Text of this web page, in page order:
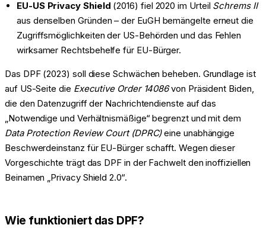
EU-US Privacy Shield (2016) fiel 2020 im Urteil Schrems II
aus denselben Gründen – der EuGH bemängelte erneut die
Zugriffsmöglichkeiten der US-Behörden und das Fehlen
wirksamer Rechtsbehelfe für EU-Bürger.
Das DPF (2023) soll diese Schwächen beheben. Grundlage ist
auf US-Seite die Executive Order 14086von Präsident Biden,
die den Datenzugriff der Nachrichtendienste auf das
„Notwendige und Verhältnismäßige“ begrenzt und mit dem
Data Protection Review Court (DPRC)eine unabhängige
Beschwerdeinstanz für EU-Bürger schafft. Wegen dieser
Vorgeschichte trägt das DPF in der Fachwelt den inoffiziellen
Beinamen „Privacy Shield 2.0“.
Wie funktioniert das DPF?